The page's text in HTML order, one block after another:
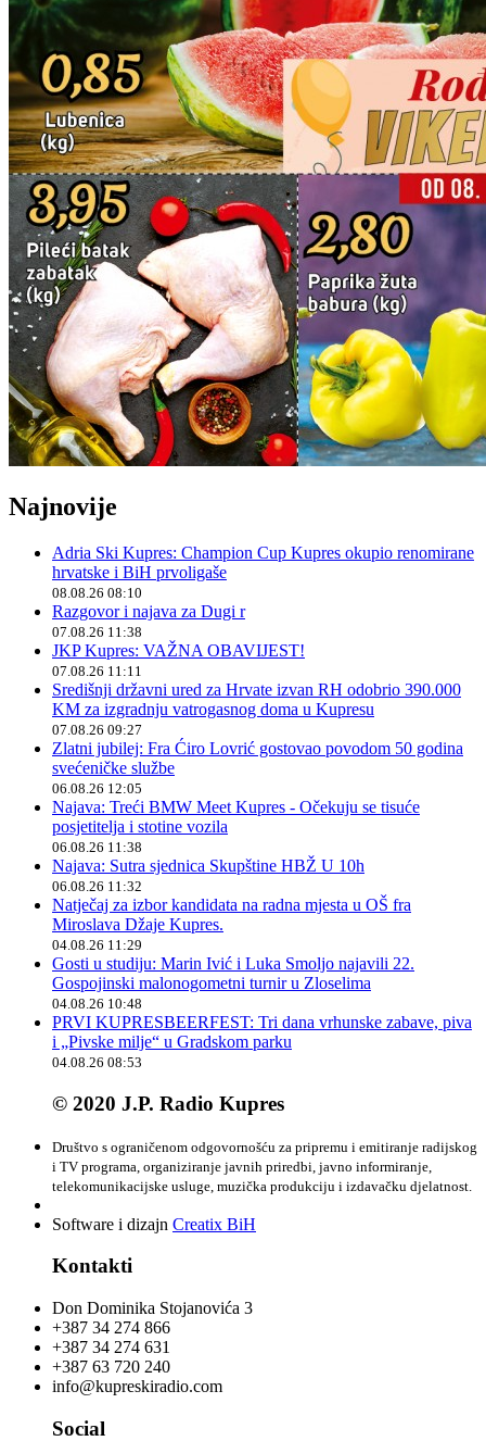
Najnovije
Adria Ski Kupres: Champion Cup Kupres okupio renomirane
hrvatske i BiH prvoligaše
08.08.26 08:10
Razgovor i najava za Dugi r
07.08.26 11:38
JKP Kupres: VAŽNA OBAVIJEST!
07.08.26 11:11
Središnji državni ured za Hrvate izvan RH odobrio 390.000
KM za izgradnju vatrogasnog doma u Kupresu
07.08.26 09:27
Zlatni jubilej: Fra Ćiro Lovrić gostovao povodom 50 godina
svećeničke službe
06.08.26 12:05
Najava: Treći BMW Meet Kupres - Očekuju se tisuće
posjetitelja i stotine vozila
06.08.26 11:38
Najava: Sutra sjednica Skupštine HBŽ U 10h
06.08.26 11:32
Natječaj za izbor kandidata na radna mjesta u OŠ fra
Miroslava Džaje Kupres.
04.08.26 11:29
Gosti u studiju: Marin Ivić i Luka Smoljo najavili 22.
Gospojinski malonogometni turnir u Zloselima
04.08.26 10:48
PRVI KUPRESBEERFEST: Tri dana vrhunske zabave, piva
i „Pivske milje“ u Gradskom parku
04.08.26 08:53
© 2020 J.P. Radio Kupres
Društvo s ograničenom odgovornošću za pripremu i emitiranje radijskog
i TV programa, organiziranje javnih priredbi, javno informiranje,
telekomunikacijske usluge, muzička produkciju i izdavačku djelatnost.
Software i dizajn Creatix BiH
Kontakti
Don Dominika Stojanovića 3
+387 34 274 866
+387 34 274 631
+387 63 720 240
info@kupreskiradio.com
Social